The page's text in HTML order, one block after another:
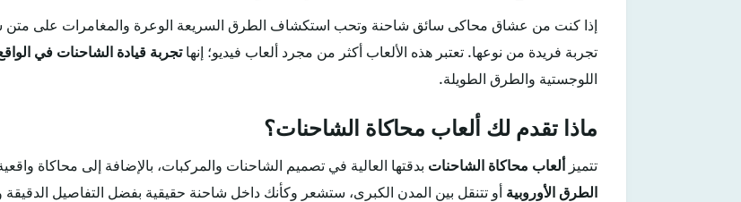
إذا كنت من عشاق محاكى سائق شاحنة وتحب استكشاف الطرق السريعة الوعرة والمغامرات على
تجربة فريدة من نوعها. تعتبر هذه الألعاب أكثر من مجرد ألعاب فيديو؛ إنهاتجربة قيادة الشاحنات في
اللوجستية والطرق الطويلة.
ماذا تقدم لك ألعاب محاكاة الشاحنات؟
تتميز ألعاب محاكاة الشاحنات بدقتها العالية في تصميم الشاحنات والمركبات، بالإضافة إلى محاكاة
الطرق الأوروبية أو تتنقل بين المدن الكبرى، ستشعر وكأنك داخل شاحنة حقيقية بفضل التفاصيل الدقيقة